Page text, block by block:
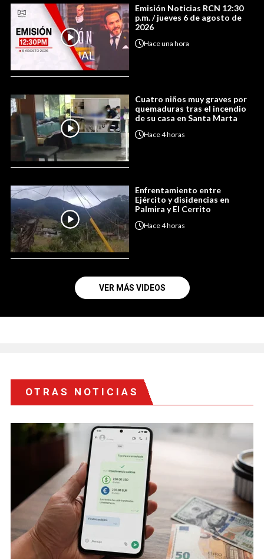
Emisión Noticias RCN 12:30
p.m. / jueves 6 de agosto de
2026
Haceuna hora
Cuatro niños muy graves por
quemaduras tras el incendio
de su casa en Santa Marta
Hace4 horas
Enfrentamiento entre
Ejército y disidencias en
Palmira y El Cerrito
Hace4 horas
VER MÁS VIDEOS
OTRAS NOTICIAS